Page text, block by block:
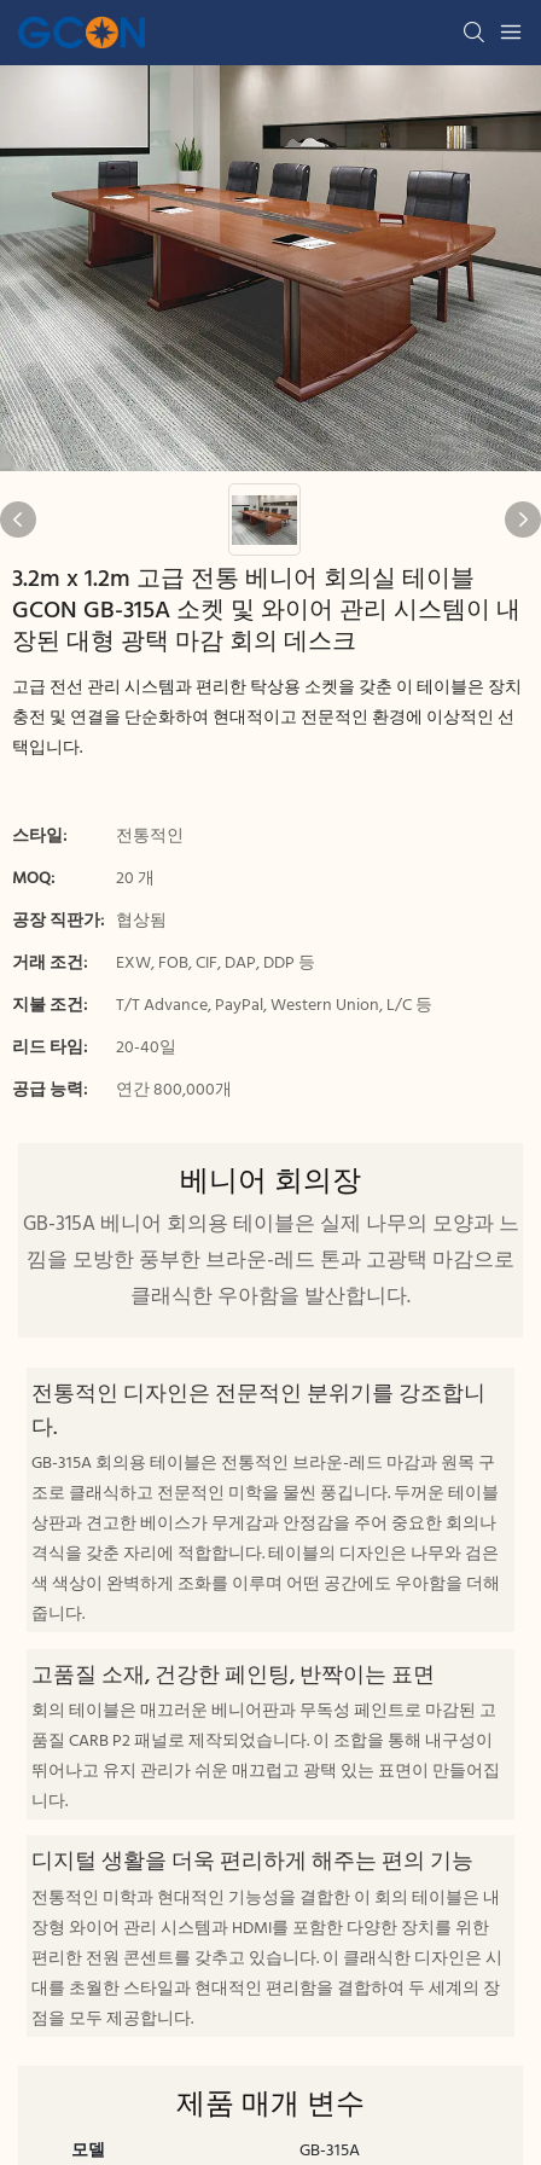
3.2m x 1.2m 고급 전통 베니어 회의실 테이블
GCON GB-315A 소켓 및 와이어 관리 시스템이 내
장된 대형 광택 마감 회의 데스크
고급 전선 관리 시스템과 편리한 탁상용 소켓을 갖춘 이 테이블은 장치
충전 및 연결을 단순화하여 현대적이고 전문적인 환경에 이상적인 선
택입니다.
스타일:
전통적인
MOQ:
20 개
공장 직판가: 협상됨
거래 조건:
EXW, FOB, CIF, DAP, DDP 등
지불 조건:
T/T Advance, PayPal, Western Union, L/C 등
리드 타임:
20-40일
공급 능력:
연간 800,000개
베니어 회의장
GB-315A 베니어 회의용 테이블은 실제 나무의 모양과 느
낌을 모방한 풍부한 브라운-레드 톤과 고광택 마감으로
클래식한 우아함을 발산합니다.
전통적인 디자인은 전문적인 분위기를 강조합니
다.
GB-315A 회의용 테이블은 전통적인 브라운-레드 마감과 원목 구
조로 클래식하고 전문적인 미학을 물씬 풍깁니다. 두꺼운 테이블
상판과 견고한 베이스가 무게감과 안정감을 주어 중요한 회의나
격식을 갖춘 자리에 적합합니다. 테이블의 디자인은 나무와 검은
색 색상이 완벽하게 조화를 이루며 어떤 공간에도 우아함을 더해
줍니다.
고품질 소재, 건강한 페인팅, 반짝이는 표면
회의 테이블은 매끄러운 베니어판과 무독성 페인트로 마감된 고
품질 CARB P2 패널로 제작되었습니다. 이 조합을 통해 내구성이
뛰어나고 유지 관리가 쉬운 매끄럽고 광택 있는 표면이 만들어집
니다.
디지털 생활을 더욱 편리하게 해주는 편의 기능
전통적인 미학과 현대적인 기능성을 결합한 이 회의 테이블은 내
장형 와이어 관리 시스템과 HDMI를 포함한 다양한 장치를 위한
편리한 전원 콘센트를 갖추고 있습니다. 이 클래식한 디자인은 시
대를 초월한 스타일과 현대적인 편리함을 결합하여 두 세계의 장
점을 모두 제공합니다.
제품 매개 변수
모델 GB-315A